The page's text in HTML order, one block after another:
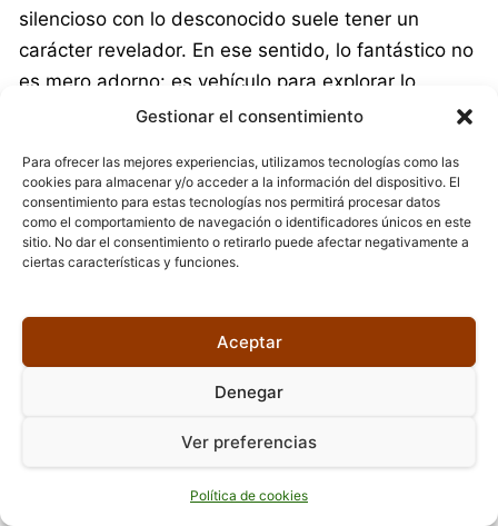
Gestionar el consentimiento
Para ofrecer las mejores experiencias, utilizamos tecnologías como las
cookies para almacenar y/o acceder a la información del dispositivo. El
consentimiento para estas tecnologías nos permitirá procesar datos
como el comportamiento de navegación o identificadores únicos en este
sitio. No dar el consentimiento o retirarlo puede afectar negativamente a
ciertas características y funciones.
Aceptar
Denegar
Ver preferencias
Política de cookies
silencioso con lo desconocido suele tener un
carácter revelador. En ese sentido, lo fantástico no
es mero adorno: es vehículo para explorar lo
insondable, lo reprimido y lo simbólico.
Puntos fuertes
Una de sus mayores fortalezas es la capacidad de
generar imágenes literarias potentes que perduran:
escenas de asedio, encuentros con lo monstruoso,
subterráneo. Esa fuerza visual dota a sus relatos
de impronta.
frescura: no se encasilla en una sola vía (fantasía